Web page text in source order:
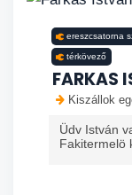
ereszcsatorna
térkövező
FARKAS
Kiszállok
Üdv István
Fakitermelö